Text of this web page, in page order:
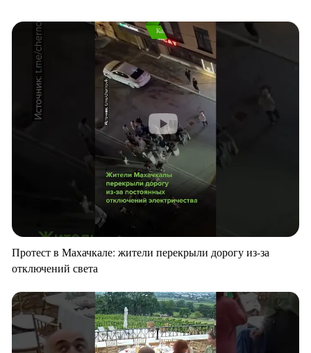
Протест в Махачкале: жители перекрыли дорогу из-за
отключений света